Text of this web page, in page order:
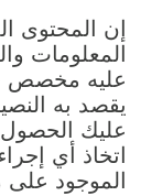
إن المحتوى
المعلومات
عليه مخصص
يقصد به
عليك
اتخاذ أي
الموجود على